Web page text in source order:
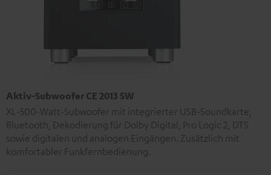
Aktiv-Subwoofer CE 2013 SW
XL-500-Watt-Subwoofer mit integrierter USB-Soundkarte,
Bluetooth, Dekodierung für Dolby Digital, Pro Logic 2, DTS
sowie digitalen und analogen Eingängen. Zusätzlich mit
komfortabler Funkfernbedienung.